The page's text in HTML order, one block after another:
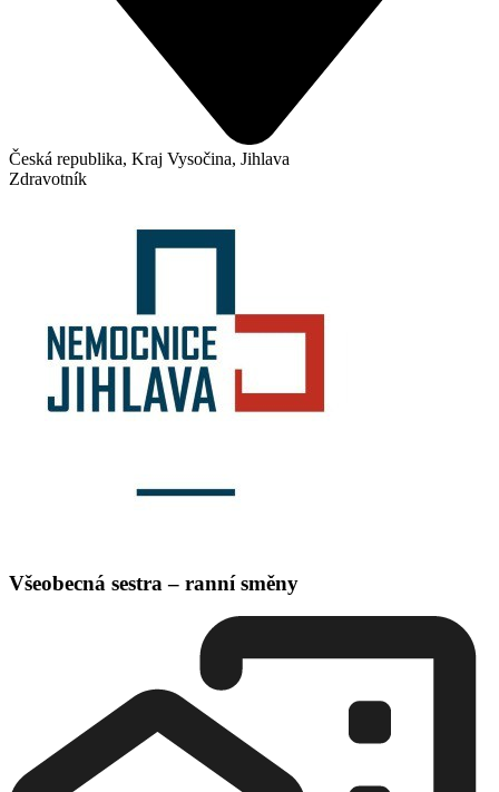
Česká republika, Kraj Vysočina, Jihlava
Zdravotník
Všeobecná sestra – ranní směny